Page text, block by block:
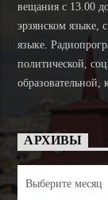
вещания с 13.00
эрзянском языке,
языке.
политической,
АРХИВЫ